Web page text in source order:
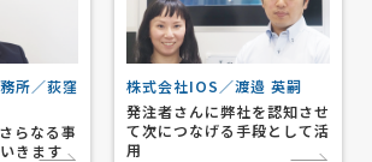
所／荻窪
らなる事
きます
株式会社IOS／渡邉 英嗣
発注者さんに弊社を認知させ
て次につなげる手段として活
用